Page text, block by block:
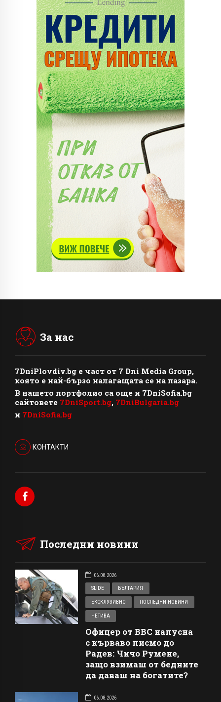
За нас
7DniPlovdiv.bg e част от 7 Dni Media Group,
която е най-бързо налагащата се на пазара.
В нашето портфолио са още и 7DniSofia.bg
сайтовете 7DniSport.bg, 7DniBulgaria.bg
и 7DniSofia.bg
КОНТАКТИ
Последни новини
06.08.2026
SLIDE
БЪЛГАРИЯ
ЕКСКЛУЗИВНО ПОСЛЕДНИ НОВИНИ
ЧЕТИВА
Офицер от ВВС напусна
с кърваво писмо до
Радев: Чичо Румене,
защо взимаш от бедните
да даваш на богатите?
06.08.2026